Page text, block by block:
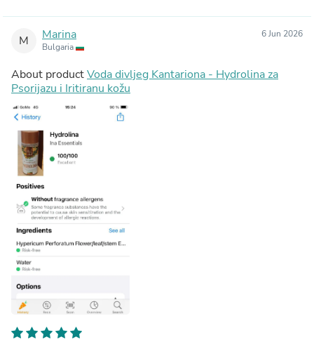
M Marina
Bulgaria
6 Jun 2026
About productVoda divljeg Kantariona - Hydrolina za
Psorijazu i Iritiranu kožu